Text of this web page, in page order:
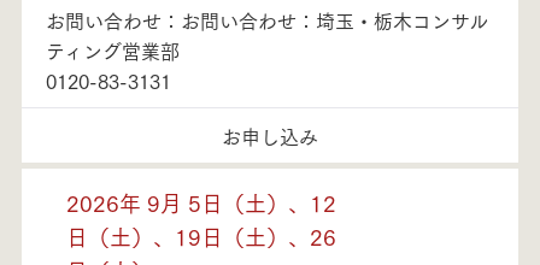
お問い合わせ：お問い合わせ：埼玉・栃木コンサル
ティング営業部
0120-83-3131
お申し込み
2026年 9月 5日（土）、12
日（土）、19日（土）、26